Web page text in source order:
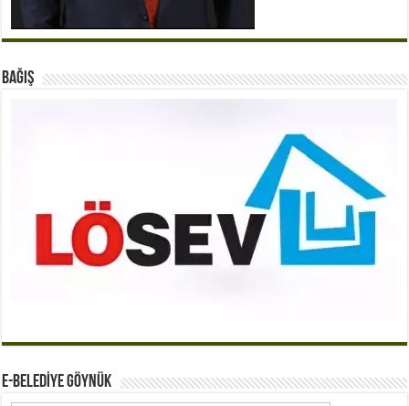
BAĞIŞ
E-BELEDİYE GÖYNÜK